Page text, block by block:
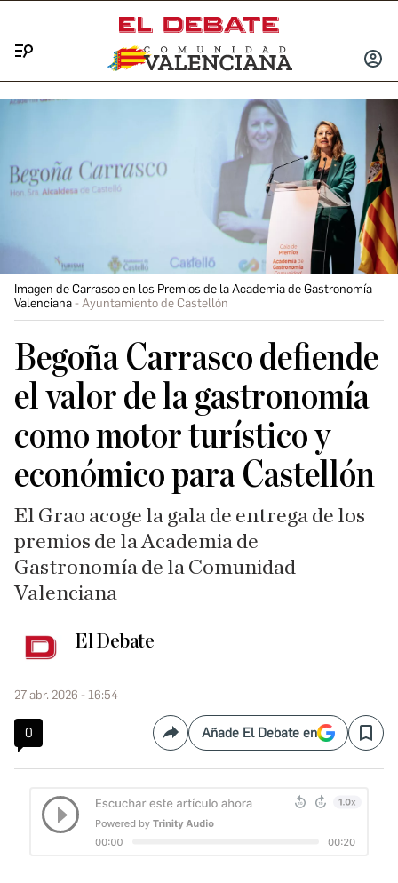
INICIAR
Imagen de Carrasco en los Premios de la Academia de Gastronomía
Valenciana
Ayuntamiento de Castellón
Begoña Carrasco defiende
el valor de la gastronomía
como motor turístico y
económico para Castellón
El Grao acoge la gala de entrega de los
premios de la Academia de
Gastronomía de la Comunidad
Valenciana
El Debate
27 abr. 2026 - 16:54
0 CompartirAñade El Debate en Save